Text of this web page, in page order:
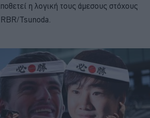
η λογική τους άμεσους στόχους
Tsunoda.